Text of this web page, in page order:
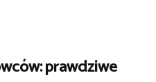
prawdziwe